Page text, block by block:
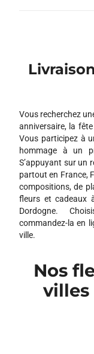
Vous recherchez
anniversaire, la
Vous participez à
hommage à un
S’appuyant sur un
partout en France,
compositions, de
fleurs et cadeaux
Dordogne.
commandez-la en
ville.
Nos
villes